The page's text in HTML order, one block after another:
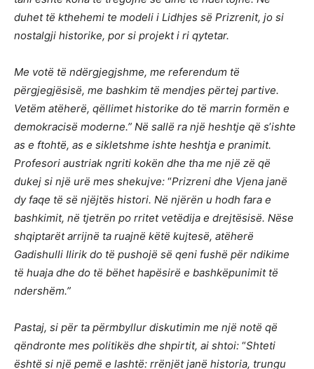
duhet të kthehemi te modeli i Lidhjes së Prizrenit, jo si
nostalgji historike, por si projekt i ri qytetar.
Me votë të ndërgjegjshme, me referendum të
përgjegjësisë, me bashkim të mendjes përtej partive.
Vetëm atëherë, qëllimet historike do të marrin formën e
demokracisë moderne.” Në sallë ra një heshtje që s’ishte
as e ftohtë, as e sikletshme ishte heshtja e pranimit.
Profesori austriak ngriti kokën dhe tha me një zë që
dukej si një urë mes shekujve: “Prizreni dhe Vjena janë
dy faqe të së njëjtës histori. Në njërën u hodh fara e
bashkimit, në tjetrën po rritet vetëdija e drejtësisë. Nëse
shqiptarët arrijnë ta ruajnë këtë kujtesë, atëherë
Gadishulli Ilirik do të pushojë së qeni fushë për ndikime
të huaja dhe do të bëhet hapësirë e bashkëpunimit të
ndershëm.”
Pastaj, si për ta përmbyllur diskutimin me një notë që
qëndronte mes politikës dhe shpirtit, ai shtoi: “Shteti
është si një pemë e lashtë: rrënjët janë historia, trungu